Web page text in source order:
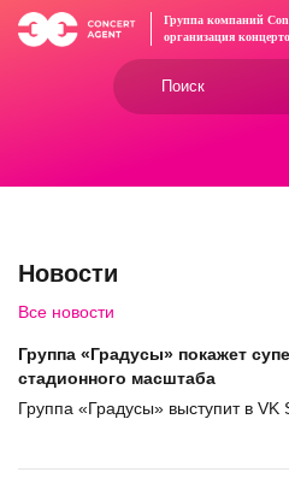
Перейти
Группа компаний
организация
Новости
Все новости
Группа «Градусы» покажет
стадионного масштаба
Группа «Градусы» выступит в VK